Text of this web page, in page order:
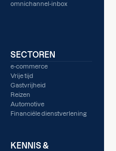
omnichannel-inbox
SECTOREN
e-commerce
Vrije tijd
Gastvrijheid
Reizen
Automotive
Financiële dienstverlening
KENNIS &